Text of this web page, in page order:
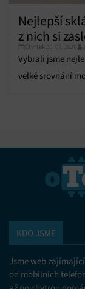
Nejlepší
z nich si
Čtvrtek 30. 07. 2026
Vybrali jsme
velké srovnání
KDO JSME
Jsme web
od mobilních